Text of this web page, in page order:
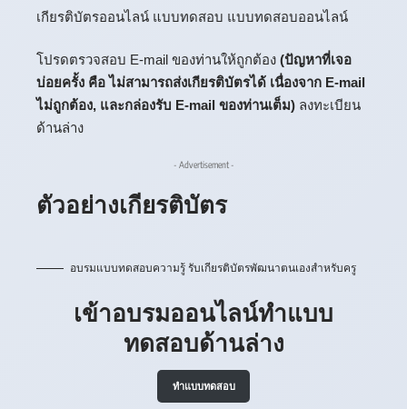
เกียรติบัตรออนไลน์ แบบทดสอบ แบบทดสอบออนไลน์
โปรดตรวจสอบ E-mail ของท่านให้ถูกต้อง (ปัญหาที่เจอ
บ่อยครั้ง คือ ไม่สามารถส่งเกียรติบัตรได้ เนื่องจาก E-mail
ไม่ถูกต้อง, และกล่องรับ E-mail ของท่านเต็ม) ลงทะเบียน
ด้านล่าง
- Advertisement -
ตัวอย่างเกียรติบัตร
อบรมแบบทดสอบความรู้ รับเกียรติบัตรพัฒนาตนเองสำหรับครู
เข้าอบรมออนไลน์ทำแบบ
ทดสอบด้านล่าง
ทำแบบทดสอบ